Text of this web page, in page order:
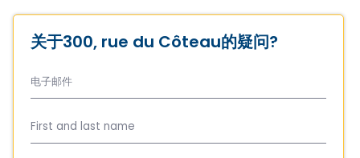
关于300, rue du Côteau的疑问?